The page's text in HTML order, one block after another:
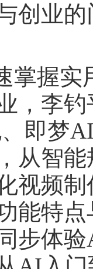
创业
掌握
，李
即梦
从智
视频
能特
步体